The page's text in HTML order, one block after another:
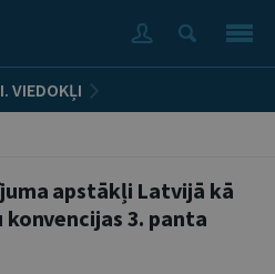
VIEDOKĻI
apstākļi Latvijā kā
3. panta